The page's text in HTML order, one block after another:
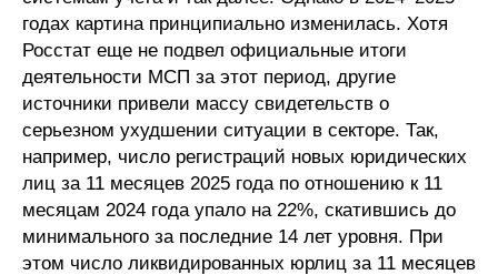
годах картина принципиально изменилась. Хотя
Росстат еще не подвел официальные итоги
деятельности МСП за этот период, другие
источники привели массу свидетельств о
серьезном ухудшении ситуации в секторе. Так,
например, число регистраций новых юридических
лиц за 11 месяцев 2025 года по отношению к 11
месяцам 2024 года упало на 22%, скатившись до
минимального за последние 14 лет уровня. При
этом число ликвидированных юрлиц за 11 месяцев